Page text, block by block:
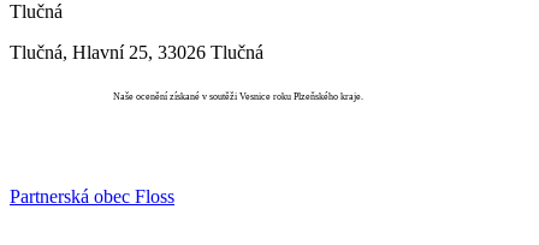
Tlučná
Tlučná, Hlavní 25, 33026 Tlučná
Naše ocenění získané v soutěži Vesnice roku Plzeňského kraje.
Partnerská obec Floss